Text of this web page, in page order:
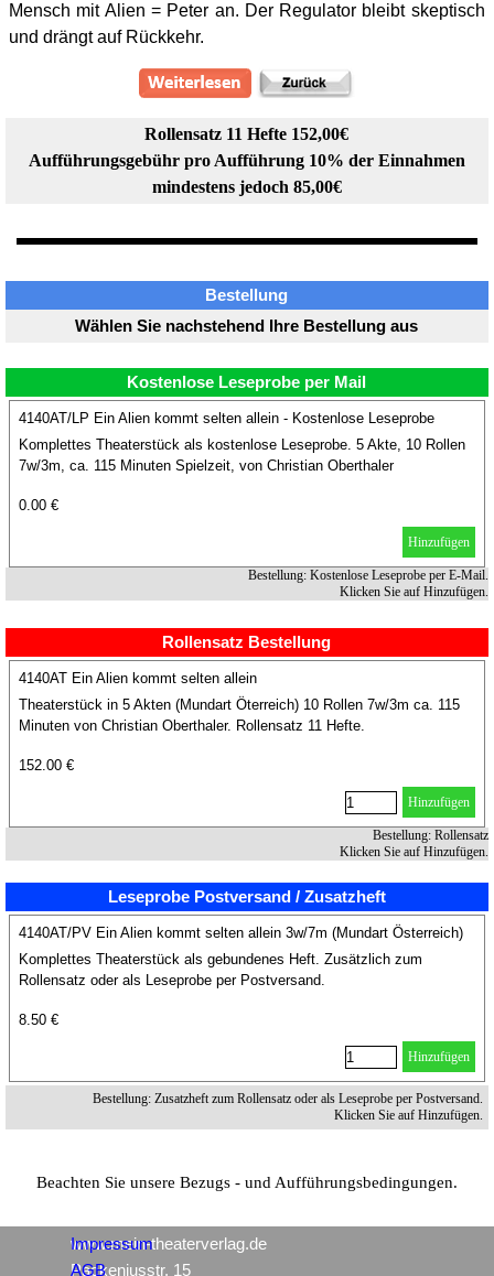
Mensch mit Alien = Peter an. Der Regulator bleibt skeptisch
und drängt auf Rückkehr.
Rollensatz 11 Hefte 152,00€
Aufführungsgebühr pro Aufführung 10% der Einnahmen
mindestens jedoch 85,00€
Bestellung
Wählen Sie nachstehend Ihre Bestellung aus
Kostenlose Leseprobe per Mail
4140AT/LP Ein Alien kommt selten allein - Kostenlose Leseprobe
Komplettes Theaterstück als kostenlose Leseprobe. 5 Akte, 10 Rollen
7w/3m, ca. 115 Minuten Spielzeit, von Christian Oberthaler
0.00 €
Hinzufügen
Bestellung: Kostenlose Leseprobe per E-Mail.
Klicken Sie auf Hinzufügen.
Rollensatz Bestellung
4140AT Ein Alien kommt selten allein
Theaterstück in 5 Akten (Mundart Öterreich) 10 Rollen 7w/3m ca. 115
Minuten von Christian Oberthaler. Rollensatz 11 Hefte.
152.00 €
Hinzufügen
Bestellung: Rollensatz
Klicken Sie auf Hinzufügen.
Leseprobe Postversand / Zusatzheft
4140AT/PV Ein Alien kommt selten allein 3w/7m (Mundart Österreich)
Komplettes Theaterstück als gebundenes Heft. Zusätzlich zum
Rollensatz oder als Leseprobe per Postversand.
8.50 €
Hinzufügen
Bestellung: Zusatzheft zum Rollensatz oder als Leseprobe per Postversand.
Klicken Sie auf Hinzufügen.
Beachten Sie unsere Bezugs - und Aufführungsbedingungen.
www.mein-theaterverlag.de
Packeniusstr. 15
Impressum
AGB